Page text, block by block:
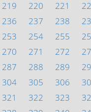
219 220 221
236 237 238
253 254 255
270 271 272
287 288 289
304 305 306
321 322 323